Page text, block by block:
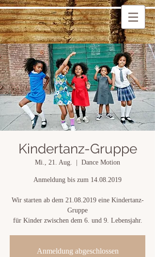
Kindertanz-Gruppe
Mi., 21. Aug. Dance Motion
Anmeldung bis zum 14.08.2019
Wir starten ab dem 21.08.2019 eine Kindertanz-
Gruppe
für Kinder zwischen dem 6. und 9. Lebensjahr.
Anmeldung abgeschlossen